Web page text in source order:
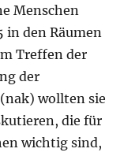
Menschen
in den Räumen
Treffen der
der
wollten sie
die für
wichtig sind,